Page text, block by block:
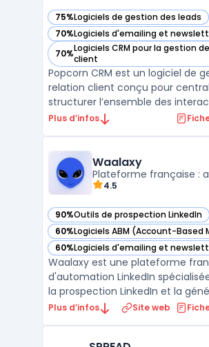
75%Logiciels de gestion des leads
— voir Popcorn CRM dans cette
70%Logiciels d'emailing et
— voir Popcorn CRM dans cette
70%Logiciels CRM pour la gestion
client
— voir Popcorn CRM dans cette
Popcorn CRM est un logiciel de
relation client conçu pour
structurer l’ensemble des
commerciales des entreprises.
leurs besoins quotidiens de suivi
en ...
Plus d’infos
Waalaxy
Plateforme française :
4.5
90%Outils de prospection LinkedIn
— voir Waalaxy dans cette catégorie
60%Logiciels ABM (Account-Based
— voir Waalaxy dans cette
60%Logiciels d'emailing et
— voir Waalaxy dans cette
Waalaxy est une plateforme
d'automation LinkedIn
la prospection LinkedIn et la
leads B2B. Elle centralise
Plus d’infos Site web